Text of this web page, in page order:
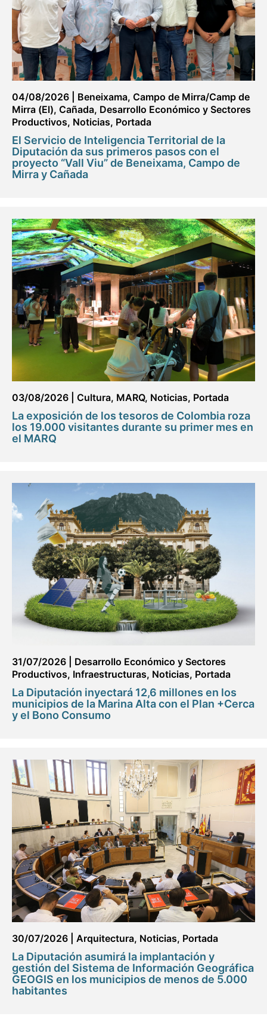
04/08/2026 Beneixama, Campo de Mirra/Camp de
Mirra (El), Cañada, Desarrollo Económico y Sectores
Productivos, Noticias, Portada
El Servicio de Inteligencia Territorial de la
Diputación da sus primeros pasos con el
proyecto “Vall Viu” de Beneixama, Campo de
Mirra y Cañada
03/08/2026 Cultura, MARQ, Noticias, Portada
La exposición de los tesoros de Colombia roza
los 19.000 visitantes durante su primer mes en
el MARQ
31/07/2026
Desarrollo Económico y Sectores
Productivos, Infraestructuras, Noticias, Portada
La Diputación inyectará 12,6 millones en los
municipios de la Marina Alta con el Plan +Cerca
y el Bono Consumo
30/07/2026 Arquitectura, Noticias, Portada
La Diputación asumirá la implantación y
gestión del Sistema de Información Geográfica
GEOGIS en los municipios de menos de 5.000
habitantes